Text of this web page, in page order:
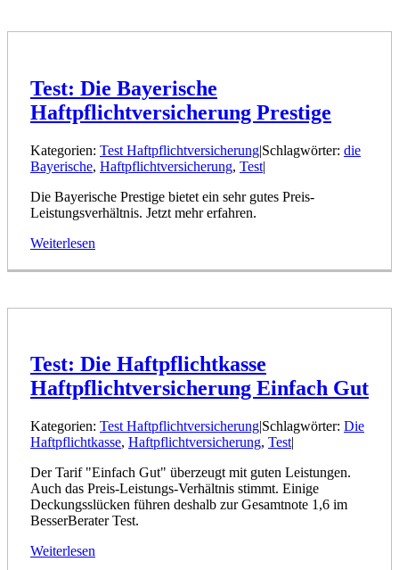
Test: Die Bayerische
Haftpflichtversicherung Prestige
Kategorien: Test Haftpflichtversicherung|Schlagwörter: die
Bayerische, Haftpflichtversicherung, Test|
Die Bayerische Prestige bietet ein sehr gutes Preis-
Leistungsverhältnis. Jetzt mehr erfahren.
Weiterlesen
Test: Die Haftpflichtkasse
Haftpflichtversicherung Einfach Gut
Kategorien: Test Haftpflichtversicherung|Schlagwörter: Die
Haftpflichtkasse, Haftpflichtversicherung, Test|
Der Tarif "Einfach Gut" überzeugt mit guten Leistungen.
Auch das Preis-Leistungs-Verhältnis stimmt. Einige
Deckungsslücken führen deshalb zur Gesamtnote 1,6 im
BesserBerater Test.
Weiterlesen